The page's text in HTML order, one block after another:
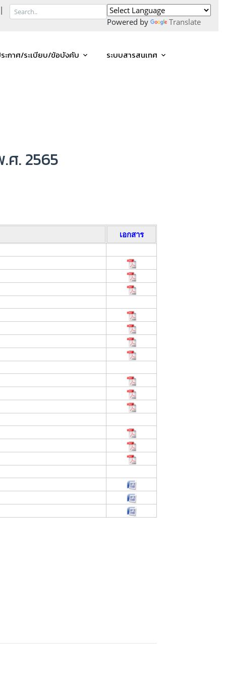
Powered by
Translate
ะกาศ/ระเบียบ/ข้อบังคับ ระบบสารสนเทศ
. 2565
เอกสาร